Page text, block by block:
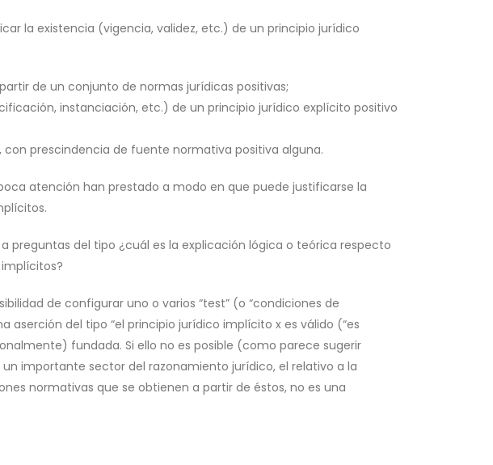
la existencia (vigencia, validez, etc.) de un principio jurídico
de un conjunto de normas jurídicas positivas;
instanciación, etc.) de un principio jurídico explícito positivo
prescindencia de fuente normativa positiva alguna.
atención han prestado a modo en que puede justificarse la
preguntas del tipo ¿cuál es la explicación lógica o teórica respecto
de configurar uno o varios “test” (o “condiciones de
del tipo “el principio jurídico implícito x es válido (“es
fundada. Si ello no es posible (como parece sugerir
importante sector del razonamiento jurídico, el relativo a la
normativas que se obtienen a partir de éstos, no es una